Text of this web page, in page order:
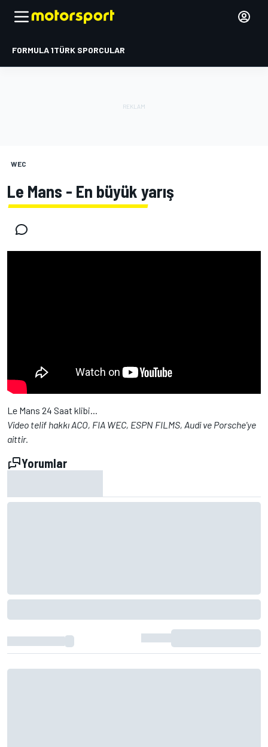
FORMULA 1TÜRK SPORCULAR
WEC
Le Mans - En büyük yarış
Le Mans 24 Saat klibi...
Video telif hakkı ACO, FIA WEC, ESPN FILMS, Audi ve Porsche'ye
aittir.
Yorumlar